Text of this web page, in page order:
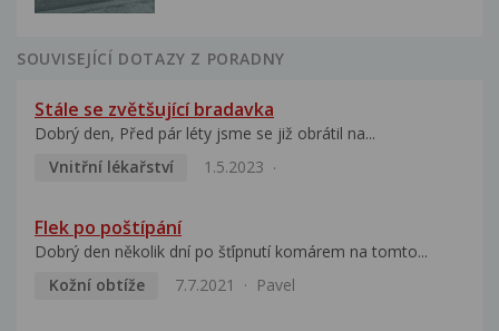
SOUVISEJÍCÍ DOTAZY Z PORADNY
Stále se zvětšující bradavka
Dobrý den, Před pár léty jsme se již obrátil na...
Vnitřní lékařství
1.5.2023
Flek po poštípání
Dobrý den několik dní po šťípnutí komárem na tomto...
Kožní obtíže
7.7.2021 Pavel